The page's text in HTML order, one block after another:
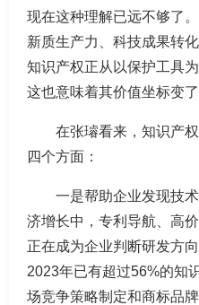
现在这种理解已远不够了
新质生产力、科技成果转
知识产权正从以保护工具
这也意味着其价值坐标变了
在张璿看来，知识产
四个方面：
一是帮助企业发现技
济增长中，专利导航、高
正在成为企业判断研发方
2023年已有超过56%的知
场竞争策略制定和商标品